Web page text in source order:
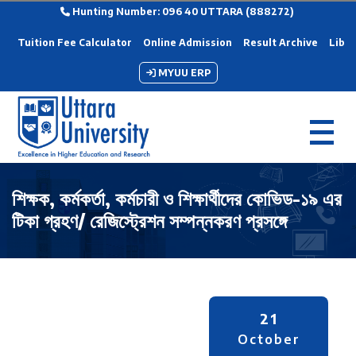
Hunting Number: 096 40 UTTARA (888272)
Tuition Fee Calculator Online Admission Result Archive
MYUU ERP
শিক্ষক, কর্মকর্তা, কর্মচারী ও শিক্ষার্থীদের কোভিড-১৯ এর
টিকা গ্রহণ/ রেজিস্ট্রেশন সম্পন্নকরণ প্রসঙ্গে
21
October